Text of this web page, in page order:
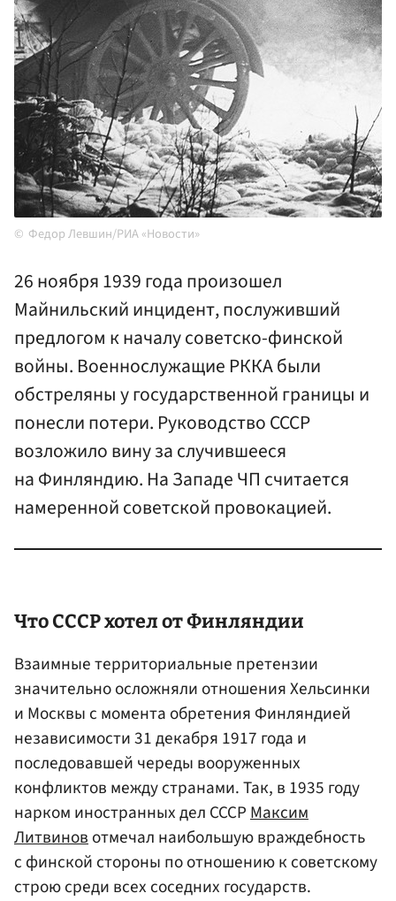
Федор Левшин/РИА «Новости»
26 ноября 1939 года произошел
Майнильский инцидент, послуживший
предлогом к началу советско-финской
войны. Военнослужащие РККА были
обстреляны у государственной границы и
понесли потери. Руководство СССР
возложило вину за случившееся
на Финляндию. На Западе ЧП считается
намеренной советской провокацией.
Что СССР хотел от Финляндии
Взаимные территориальные претензии
значительно осложняли отношения Хельсинки
и Москвы с момента обретения Финляндией
независимости 31 декабря 1917 года и
последовавшей череды вооруженных
конфликтов между странами. Так, в 1935 году
нарком иностранных дел СССРМаксим
Литвиновотмечал наибольшую враждебность
с финской стороны по отношению к советскому
строю среди всех соседних государств.